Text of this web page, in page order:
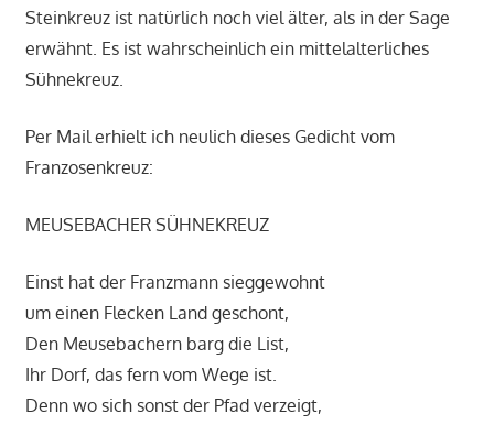
Steinkreuz ist natürlich noch viel älter, als in der Sage
erwähnt. Es ist wahrscheinlich ein mittelalterliches
Sühnekreuz.
Per Mail erhielt ich neulich dieses Gedicht vom
Franzosenkreuz:
MEUSEBACHER SÜHNEKREUZ
Einst hat der Franzmann sieggewohnt
um einen Flecken Land geschont,
Den Meusebachern barg die List,
Ihr Dorf, das fern vom Wege ist.
Denn wo sich sonst der Pfad verzeigt,